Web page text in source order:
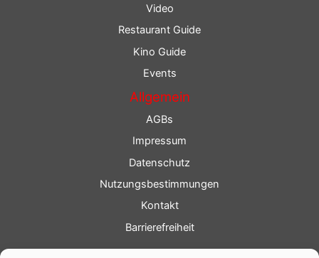
Video
Restaurant Guide
Kino Guide
Events
Allgemein
AGBs
Impressum
Datenschutz
Nutzungsbestimmungen
Kontakt
Barrierefreiheit